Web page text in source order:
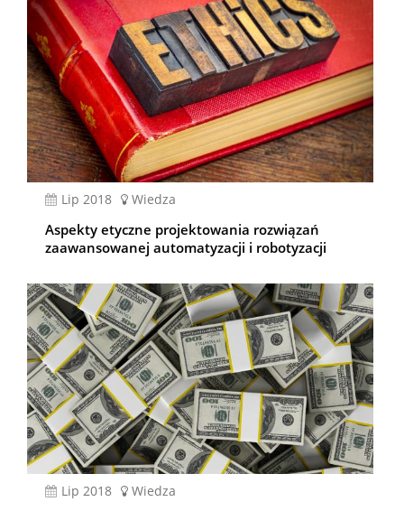
lip 2018 Wiedza
Aspekty etyczne projektowania rozwiązań
zaawansowanej automatyzacji i robotyzacji
lip 2018 Wiedza